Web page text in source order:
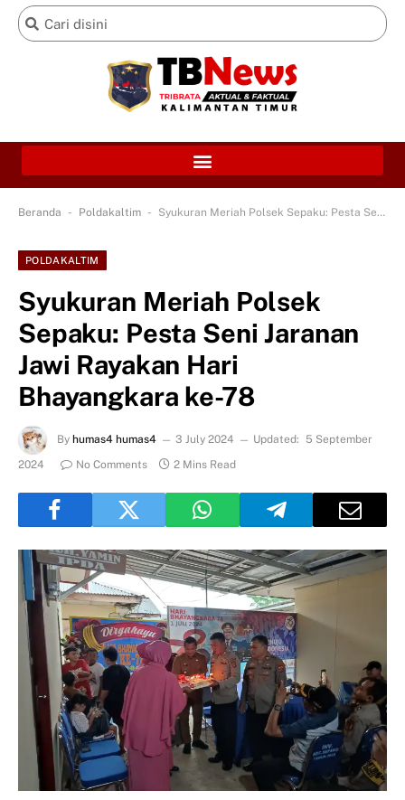
Beranda - Poldakaltim - Syukuran Meriah Polsek Sepaku: Pesta Seni Jaranan Jawi Rayakan Hari Bhayangkara ke-78
POLDAKALTIM
Syukuran Meriah Polsek
Sepaku: Pesta Seni Jaranan
Jawi Rayakan Hari
Bhayangkara ke-78
By humas4 humas4 3 July 2024 Updated:
5 September
2024
No Comments 2 Mins Read